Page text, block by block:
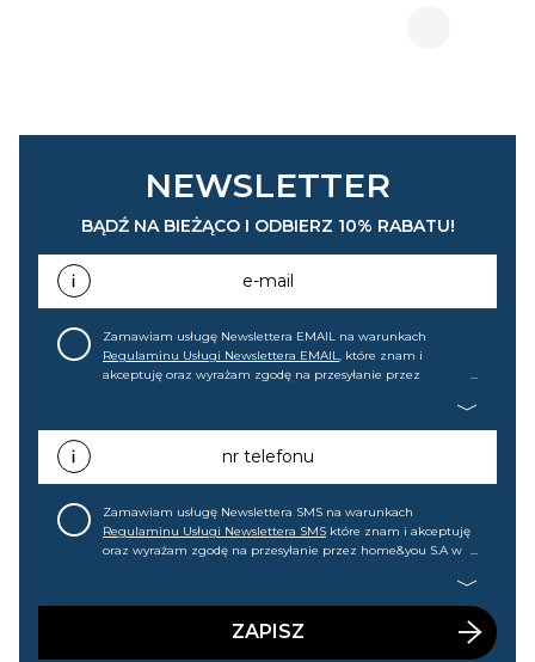
NEWSLETTER
BĄDŹ NA BIEŻĄCO I ODBIERZ 10% RABATU!
e-mail
Zamawiam usługę Newslettera EMAIL na warunkach
Regulaminu Usługi Newslettera EMAIL, które znam i
akceptuję oraz wyrażam zgodę na przesyłanie przez
promocjach, wyprzedażach). Wiem, że mogę tę zgodę w
każdej chwili cofnąć.nr telefonu
Zamawiam usługę Newslettera SMS na warunkach
Regulaminu Usługi Newslettera SMS które znam i akceptuję
oraz wyrażam zgodę na przesyłanie przez home&you S.A w
wyprzedażach). Wiem, że mogę tę zgodę w każdej chwili
ZAPISZ